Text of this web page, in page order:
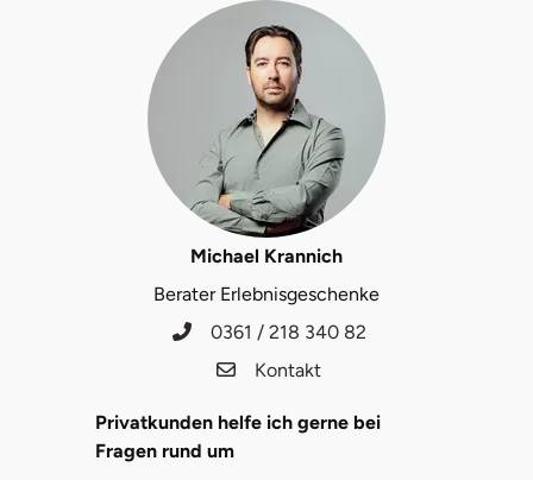
Michael Krannich
Berater Erlebnisgeschenke
0361 / 218 340 82
Kontakt
Privatkunden helfe ich gerne bei
Fragen rund um